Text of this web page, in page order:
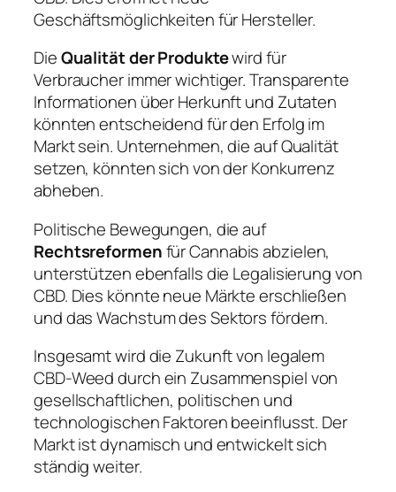
Geschäftsmöglichkeiten für Hersteller.
DieQualität der Produktewird für
Verbraucher immer wichtiger. Transparente
Informationen über Herkunft und Zutaten
könnten entscheidend für den Erfolg im
Markt sein. Unternehmen, die auf Qualität
setzen, könnten sich von der Konkurrenz
abheben.
Politische Bewegungen, die auf
Rechtsreformenfür Cannabis abzielen,
unterstützen ebenfalls die Legalisierung von
CBD. Dies könnte neue Märkte erschließen
und das Wachstum des Sektors fördern.
Insgesamt wird die Zukunft von legalem
CBD-Weed durch ein Zusammenspiel von
gesellschaftlichen, politischen und
technologischen Faktoren beeinflusst. Der
Markt ist dynamisch und entwickelt sich
ständig weiter.